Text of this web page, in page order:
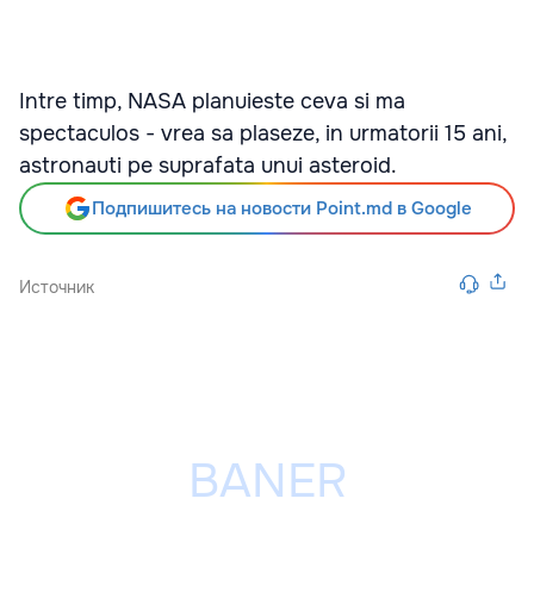
Intre timp, NASA planuieste ceva si ma
spectaculos - vrea sa plaseze, in urmatorii 15 ani,
astronauti pe suprafata unui asteroid.
Подпишитесь на новости Point.md в Google
Источник